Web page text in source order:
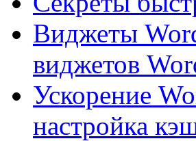
Виджеты
виджетов
Ускорение
настройка